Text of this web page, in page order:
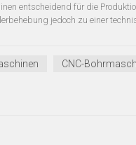
entscheidend für die
jedoch zu einer
CNC-